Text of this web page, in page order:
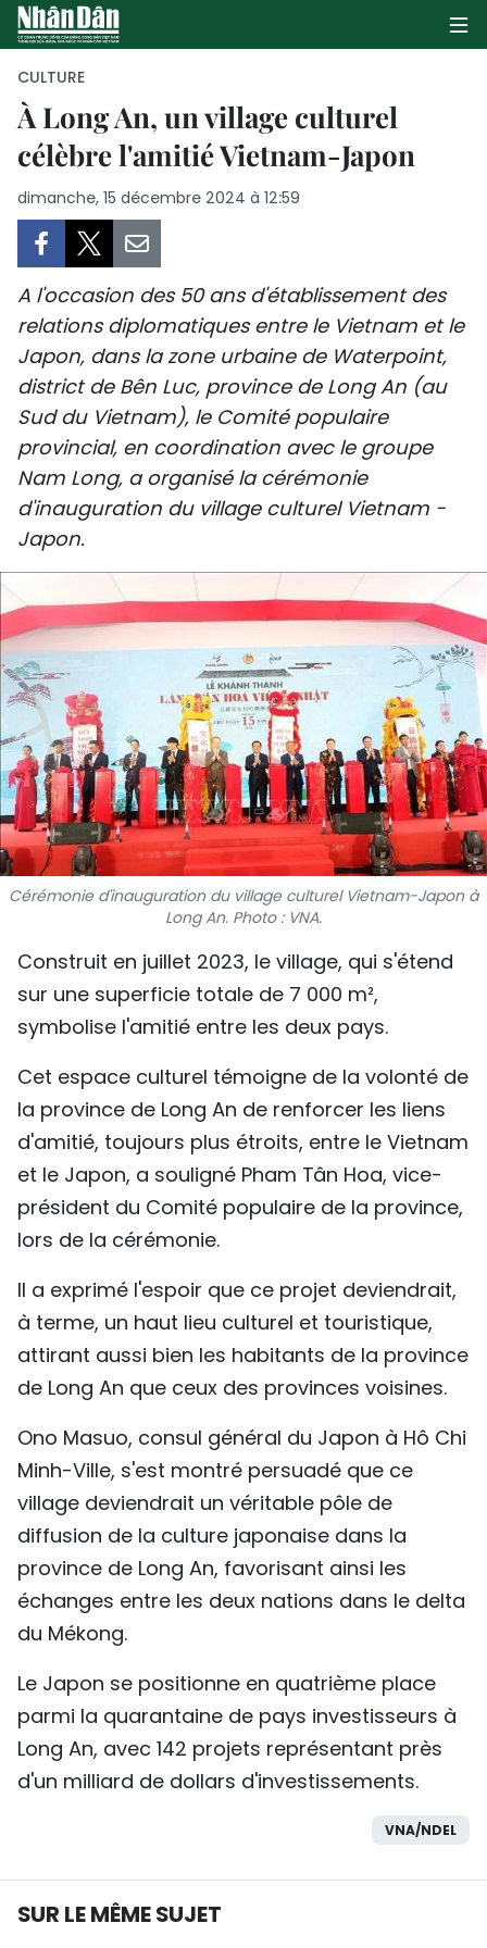
PAGE D'ACCUEIL
POLITIQUE
SOCIÉTÉ
CULTURE
TOURISME
ENVIRONNEMENT
SPORT
FRANCOPHONIE
PAYS NATAL
INTERNATIONAL
MÉGASTORIE
INFOGRAPHIE
PHOTO
VIDÉO
À PROPOS DU "PEUPLE"
TIẾNG VIỆT
中文
РУССКИЙ
ESPAÑOL
CULTURE
À Long An, un village culturel
célèbre l'amitié Vietnam-Japon
dimanche, 15 décembre 2024 à 12:59
A l'occasion des 50 ans d'établissement des
relations diplomatiques entre le Vietnam et le
Japon, dans la zone urbaine de Waterpoint,
district de Bên Luc, province de Long An (au
Sud du Vietnam), le Comité populaire
provincial, en coordination avec le groupe
Nam Long, a organisé la cérémonie
d'inauguration du village culturel Vietnam -
Japon.
Cérémonie d'inauguration du village culturel Vietnam-Japon à
Long An. Photo : VNA.
Construit en juillet 2023, le village, qui s'étend
sur une superficie totale de 7 000 m²,
symbolise l'amitié entre les deux pays.
Cet espace culturel témoigne de la volonté de
la province de Long An de renforcer les liens
d'amitié, toujours plus étroits, entre le Vietnam
et le Japon, a souligné Pham Tân Hoa, vice-
président du Comité populaire de la province,
lors de la cérémonie.
Il a exprimé l'espoir que ce projet deviendrait,
à terme, un haut lieu culturel et touristique,
attirant aussi bien les habitants de la province
de Long An que ceux des provinces voisines.
Ono Masuo, consul général du Japon à Hô Chi
Minh-Ville, s'est montré persuadé que ce
village deviendrait un véritable pôle de
diffusion de la culture japonaise dans la
province de Long An, favorisant ainsi les
échanges entre les deux nations dans le delta
du Mékong.
Le Japon se positionne en quatrième place
parmi la quarantaine de pays investisseurs à
Long An, avec 142 projets représentant près
d'un milliard de dollars d'investissements.
VNA/NDEL
SUR LE MÊME SUJET